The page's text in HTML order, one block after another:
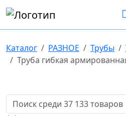
Каталог РАЗНОЕ Трубы
Труба гибкая
Поиск товаров по названию